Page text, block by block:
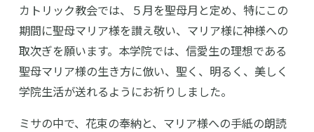
カトリック教会では、５月を聖母月と定め、特にこの
期間に聖母マリア様を讃え敬い、マリア様に神様への
取次ぎを願います。本学院では、信愛生の理想である
聖母マリア様の生き方に倣い、聖く、明るく、美しく
学院生活が送れるようにお祈りしました。
ミサの中で、花束の奉納と、マリア様への手紙の朗読